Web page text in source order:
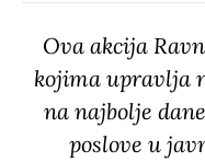
Ova akcija
kojima upravlja
na najbolje
poslove u